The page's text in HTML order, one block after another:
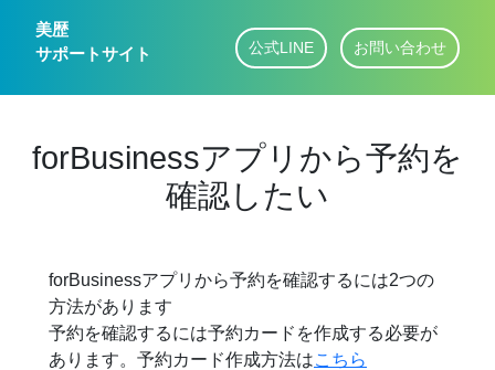
美歴
サポートサイト
公式LINE お問い合わせ
forBusinessアプリから予約を
確認したい
forBusinessアプリから予約を確認するには2つの
方法があります
予約を確認するには予約カードを作成する必要が
あります。予約カード作成方法はこちら